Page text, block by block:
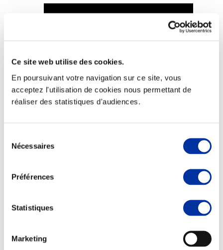
Ce site web utilise des cookies.
En poursuivant votre navigation sur ce site, vous
acceptez l'utilisation de cookies nous permettant de
réaliser des statistiques d'audiences.
Nécessaires
Préférences
Statistiques
Marketing
Viande et climat
Autonomie des élevages
Qualité air, eau, sols
Evaluation environnementale